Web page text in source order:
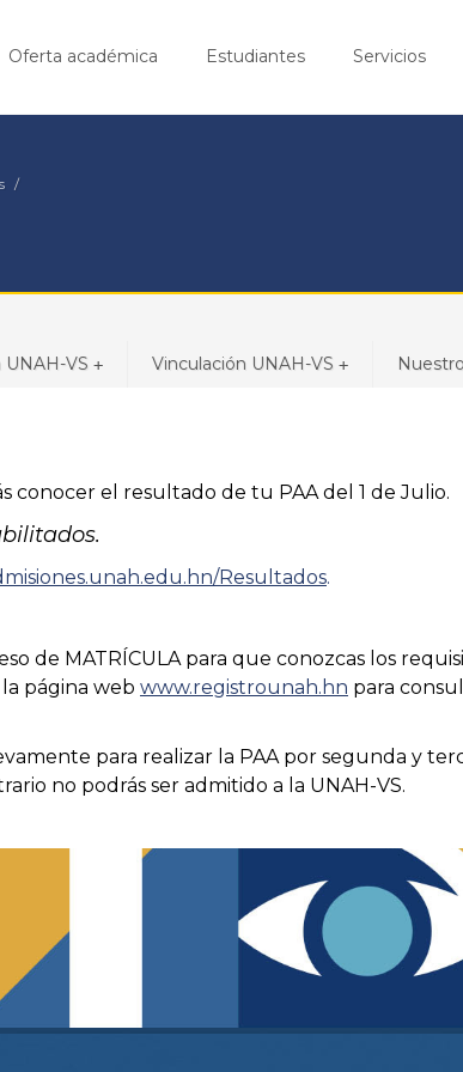
Oferta académica Estudiantes Servicios
+
UNAH-VS +
Vinculación UNAH-VS
conocer el resultado de tu PAA del 1 de Julio.
Resultados.
de MATRÍCULA para que conozcas los
página web www.registrounah.hn para
para realizar la PAA por segunda y
no podrás ser admitido a la UNAH-VS.